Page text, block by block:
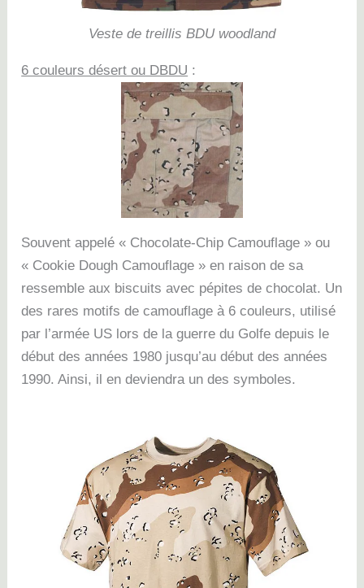
Veste de treillis BDU woodland
6 couleurs désert ou DBDU :
Souvent appelé « Chocolate-Chip Camouflage » ou
« Cookie Dough Camouflage » en raison de sa
ressemble aux biscuits avec pépites de chocolat. Un
des rares motifs de camouflage à 6 couleurs, utilisé
par l’armée US lors de la guerre du Golfedepuis le
début des années 1980 jusqu’au début des années
1990. Ainsi, il en deviendra un des symboles.